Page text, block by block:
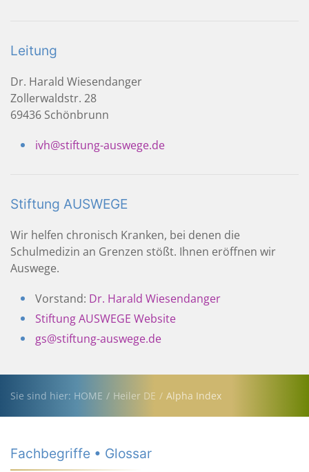
Leitung
Dr. Harald Wiesendanger
Zollerwaldstr. 28
69436 Schönbrunn
ivh@stiftung-auswege.de
Stiftung AUSWEGE
Wir helfen chronisch Kranken, bei denen die
Schulmedizin an Grenzen stößt. Ihnen eröffnen wir
Auswege.
Vorstand: Dr. Harald Wiesendanger
Stiftung AUSWEGE Website
gs@stiftung-auswege.de
Sie sind hier: HOME Heiler DE Alpha Index
Fachbegriffe • Glossar